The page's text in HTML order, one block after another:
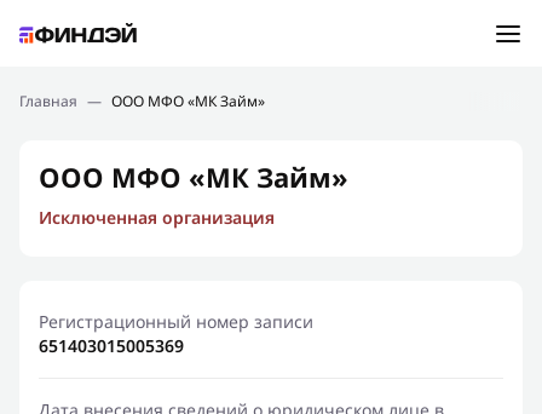
Подбор займа
Новости
Финансовое просвещение
Главная — ООО МФО «МК Займ»
ООО МФО «МК Займ»
Исключенная организация
Регистрационный номер записи
651403015005369
Ошибка:Контактная форма не найдена.
Спасибо, что написали нам
Мы свяжемся с Вами в ближайшее время и сообщим
результат
Отправить новый запрос